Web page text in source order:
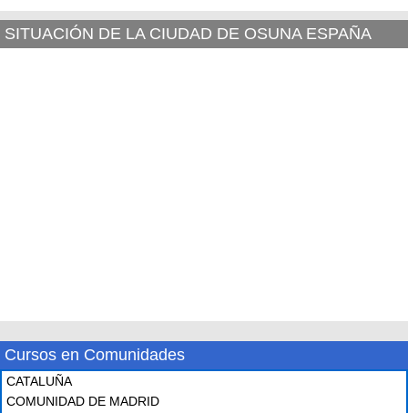
SITUACIÓN DE LA CIUDAD DE OSUNA ESPAÑA
Cursos en Comunidades
CATALUÑA
COMUNIDAD DE MADRID